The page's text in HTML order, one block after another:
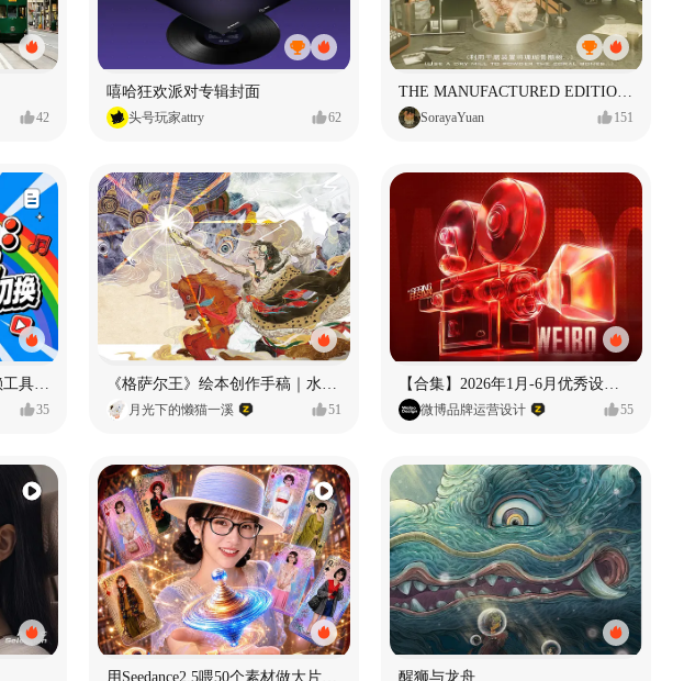
42
嘻哈狂欢派对专辑封面
头号玩家attry 62 SorayaYuan 151
Flova：内容生产，不再依赖工具切换
35
《格萨尔王》绘本创作手稿｜水彩墨韵下的史诗回响
月光下的懒猫一溪 51
【合集】2026年1月-6月优秀设计作品（上）
微博品牌运营设计 55
醒狮与龙舟